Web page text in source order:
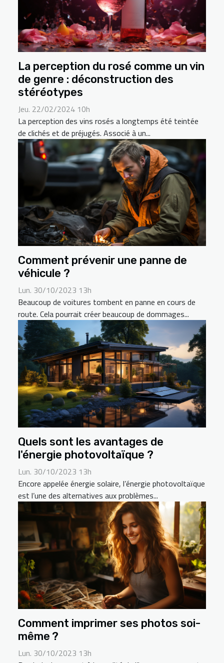
La perception du rosé comme un vin
de genre : déconstruction des
stéréotypes
Jeu. 22/02/2024 10h
La perception des vins rosés a longtemps été teintée
de clichés et de préjugés. Associé à un...
Comment prévenir une panne de
véhicule ?
Lun. 30/10/2023 13h
Beaucoup de voitures tombent en panne en cours de
route. Cela pourrait créer beaucoup de dommages...
Quels sont les avantages de
l'énergie photovoltaïque ?
Lun. 30/10/2023 13h
Encore appelée énergie solaire, l’énergie photovoltaïque
est l’une des alternatives aux problèmes...
Comment imprimer ses photos soi-
même ?
Lun. 30/10/2023 13h